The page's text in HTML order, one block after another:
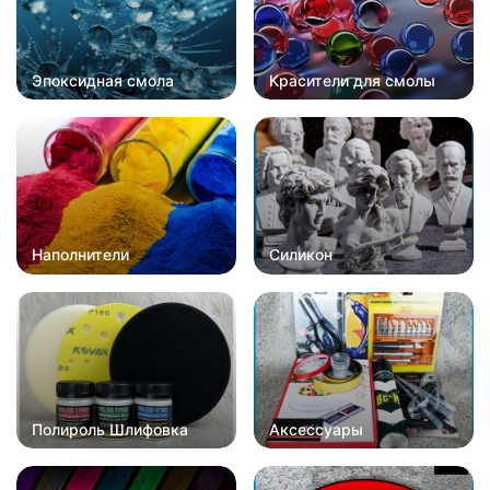
Эпоксидная смола Красители для смолы
Наполнители Силикон
Полироль Шлифовка Аксессуары